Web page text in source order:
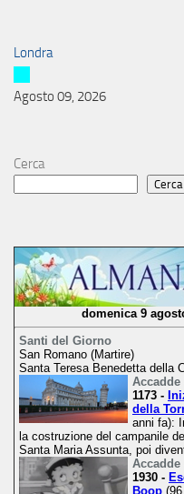
Londra
Agosto 09, 2026
Cerca
Cerca